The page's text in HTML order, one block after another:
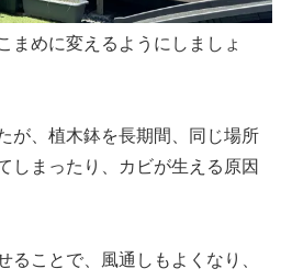
まめに変えるようにしましょ
が、植木鉢を長期間、同じ場所
しまったり、カビが生える原因
ることで、風通しもよくなり、